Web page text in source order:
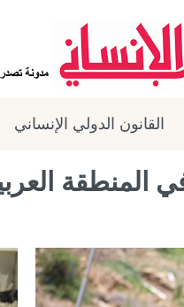
القانون الدولي الإنساني
المنطقة